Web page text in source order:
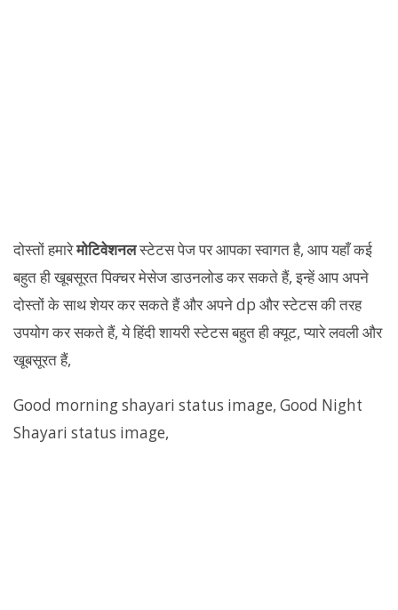
दोस्तों हमारेमोटिवेशनलस्टेटस पेज पर आपका स्वागत है, आप यहाँ कई
बहुत ही खूबसूरत पिक्चर मेसेज डाउनलोड कर सकते हैं, इन्हें आप अपने
दोस्तों के साथ शेयर कर सकते हैं और अपने dp और स्टेटस की तरह
उपयोग कर सकते हैं, ये हिंदी शायरी स्टेटस बहुत ही क्यूट, प्यारे लवली और
खूबसूरत हैं,
Good morning shayari status image, Good Night
Shayari status image,